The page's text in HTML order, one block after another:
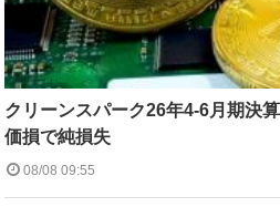
クリーンスパーク26年4-6月期決
価損で純損失
08/08 09:55